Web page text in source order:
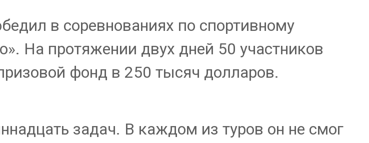
в соревнованиях по спортивному
На протяжении двух дней 50 участников
фонд в 250 тысяч долларов.
задач. В каждом из туров он не смог